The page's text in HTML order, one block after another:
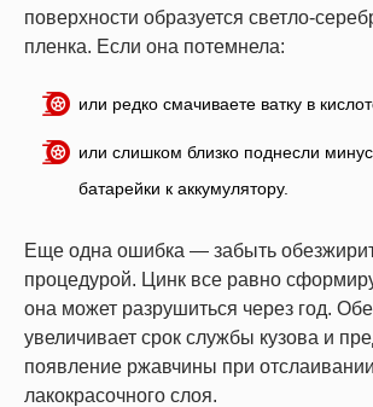
поверхности образуется светло-
пленка. Если она потемнела:
или редко смачиваете ватку в
или слишком близко поднесли
батарейки к аккумулятору.
Еще одна ошибка — забыть
процедурой. Цинк все равно
она может разрушиться через год.
увеличивает срок службы кузова и
появление ржавчины при отслаивании
лакокрасочного слоя.